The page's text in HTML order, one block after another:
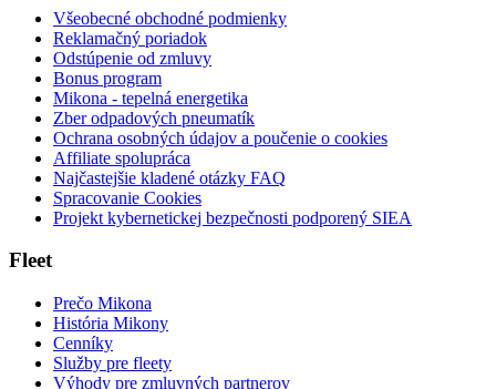
Všeobecné obchodné podmienky
Reklamačný poriadok
Odstúpenie od zmluvy
Bonus program
Mikona - tepelná energetika
Zber odpadových pneumatík
Ochrana osobných údajov a poučenie o cookies
Affiliate spolupráca
Najčastejšie kladené otázky FAQ
Spracovanie Cookies
Projekt kybernetickej bezpečnosti podporený SIEA
Fleet
Prečo Mikona
História Mikony
Cenníky
Služby pre fleety
Výhody pre zmluvných partnerov